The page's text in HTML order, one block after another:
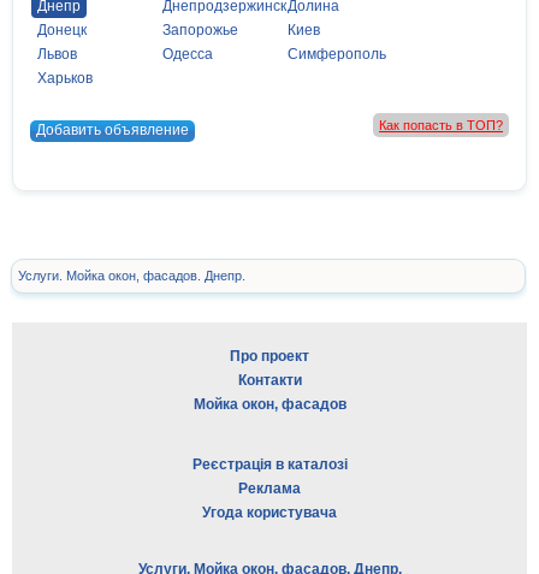
Днепр
ДнепродзержинскДолина
Донецк
Запорожье
Киев
Львов
Одесса
Симферополь
Харьков
Добавить объявление Как попасть в ТОП?
Услуги. Мойка окон, фасадов. Днепр.
Про проект
Контакти
Мойка окон, фасадов
Реєстрація в каталозі
Реклама
Угода користувача
Услуги. Мойка окон, фасадов. Днепр.